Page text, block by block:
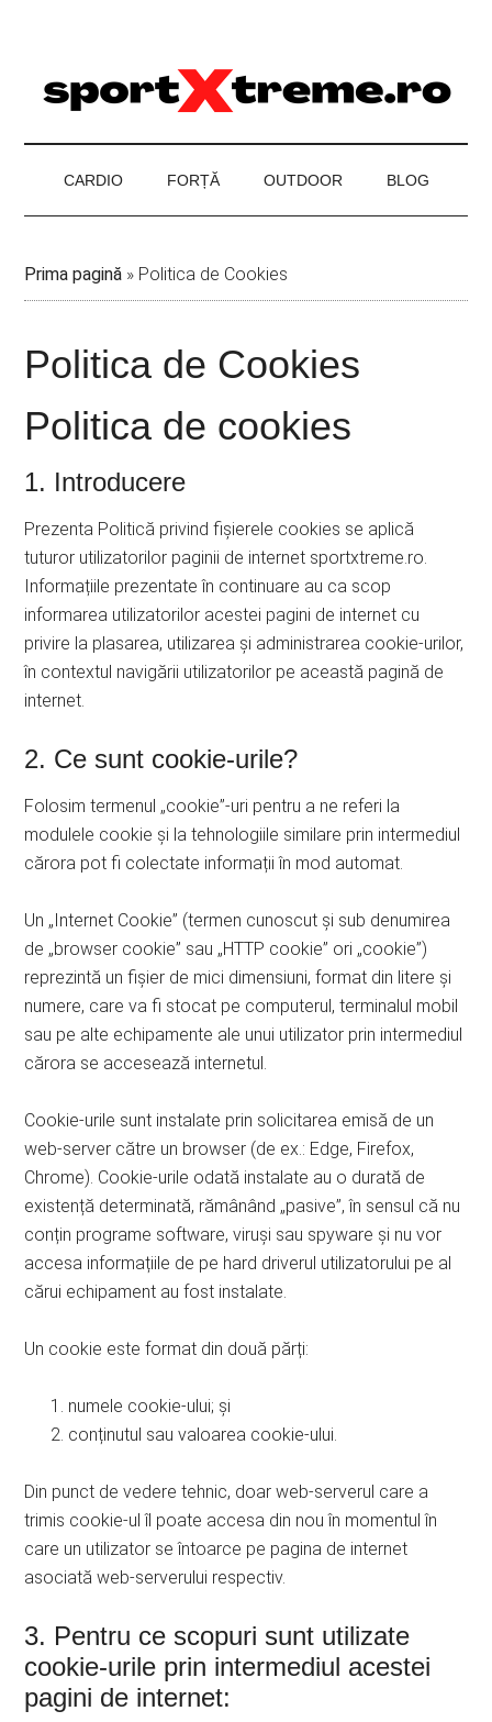
content
CARDIO FORȚĂ OUTDOOR BLOG
Prima pagină » Politica de Cookies
Politica de Cookies
Politica de cookies
1. Introducere
Prezenta Politică privind fișierele cookies se aplică
tuturor utilizatorilor paginii de internet sportxtreme.ro.
Informațiile prezentate în continuare au ca scop
informarea utilizatorilor acestei pagini de internet cu
privire la plasarea, utilizarea și administrarea cookie-urilor,
în contextul navigării utilizatorilor pe această pagină de
internet.
2. Ce sunt cookie-urile?
Folosim termenul „cookie”-uri pentru a ne referi la
modulele cookie și la tehnologiile similare prin intermediul
cărora pot fi colectate informații în mod automat.
Un „Internet Cookie” (termen cunoscut și sub denumirea
de „browser cookie” sau „HTTP cookie” ori „cookie”)
reprezintă un fișier de mici dimensiuni, format din litere și
numere, care va fi stocat pe computerul, terminalul mobil
sau pe alte echipamente ale unui utilizator prin intermediul
cărora se accesează internetul.
Cookie-urile sunt instalate prin solicitarea emisă de un
web-server către un browser (de ex.: Edge, Firefox,
Chrome). Cookie-urile odată instalate au o durată de
existență determinată, rămânând „pasive”, în sensul că nu
conțin programe software, viruși sau spyware și nu vor
accesa informațiile de pe hard driverul utilizatorului pe al
cărui echipament au fost instalate.
Un cookie este format din două părți:
numele cookie-ului; și
conținutul sau valoarea cookie-ului.
Din punct de vedere tehnic, doar web-serverul care a
trimis cookie-ul îl poate accesa din nou în momentul în
care un utilizator se întoarce pe pagina de internet
asociată web-serverului respectiv.
3. Pentru ce scopuri sunt utilizate
cookie-urile prin intermediul acestei
pagini de internet: